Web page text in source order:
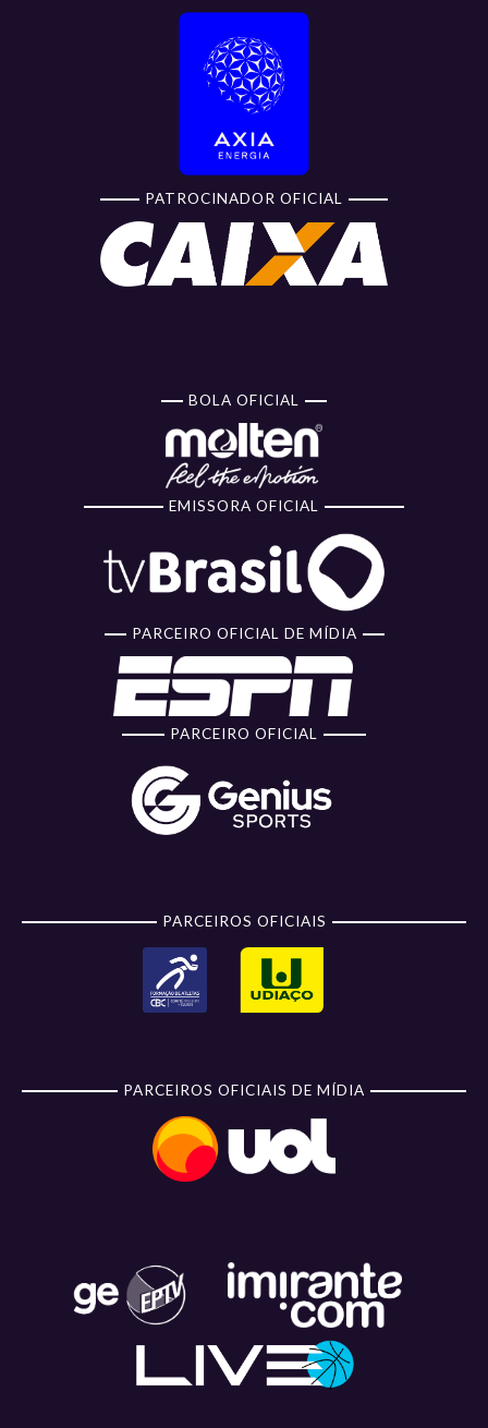
PATROCINADOR OFICIAL
BOLA OFICIAL
EMISSORA OFICIAL
PARCEIRO OFICIAL DE MÍDIA
PARCEIRO OFICIAL
PARCEIROS OFICIAIS
PARCEIROS OFICIAIS DE MÍDIA